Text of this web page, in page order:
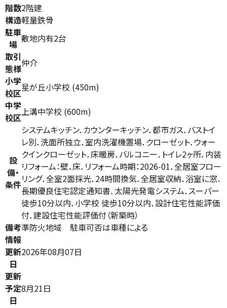
階数2階建
構造軽量鉄骨
駐車
場 敷地内有2台
取引
態様仲介
小学
校区星が丘小学校 (450m)
中学
校区上溝中学校 (600m)
設
備・
条件
システムキッチン．カウンターキッチン．都市ガス．バストイ
レ別．洗面所独立．室内洗濯機置場．クローゼット．ウォー
クインクローゼット．床暖房．バルコニー．トイレ2ヶ所．内装
リフォーム：壁、床．リフォーム時期：2026-01．全居室フロー
リング．全室2面採光．24時間換気．全居室収納．浴室に窓．
長期優良住宅認定通知書．太陽光発電システム．スーパー
徒歩10分以内．小学校 徒歩10分以内．設計住宅性能評価
付．建設住宅性能評価付（新築時）
備考準防火地域 駐車可否は車種による
情報
更新
日
2026年08月07日
更新
予定
日
8月21日